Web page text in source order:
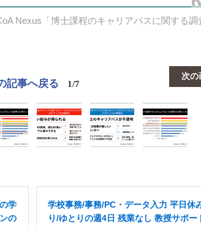
Nexus「博士課程のキャリアパスに関する調
次の
記事へ戻る 1/7
学
の
学校事務/事務/PC・データ入力 平日休
り/ゆとりの週4日 残業なし 教授サポー